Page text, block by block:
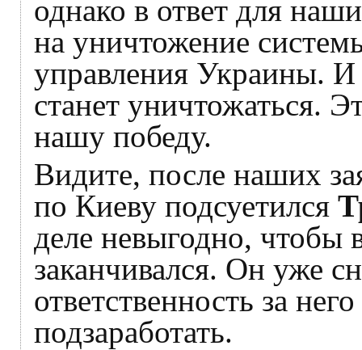
однако в ответ для
на уничтожение
управления Украины. И
станет уничтожаться.
нашу победу.
Видите, после наших
по Киеву подсуетился
деле невыгодно, чтобы
заканчивался. Он уже
ответственность за
подзаработать.